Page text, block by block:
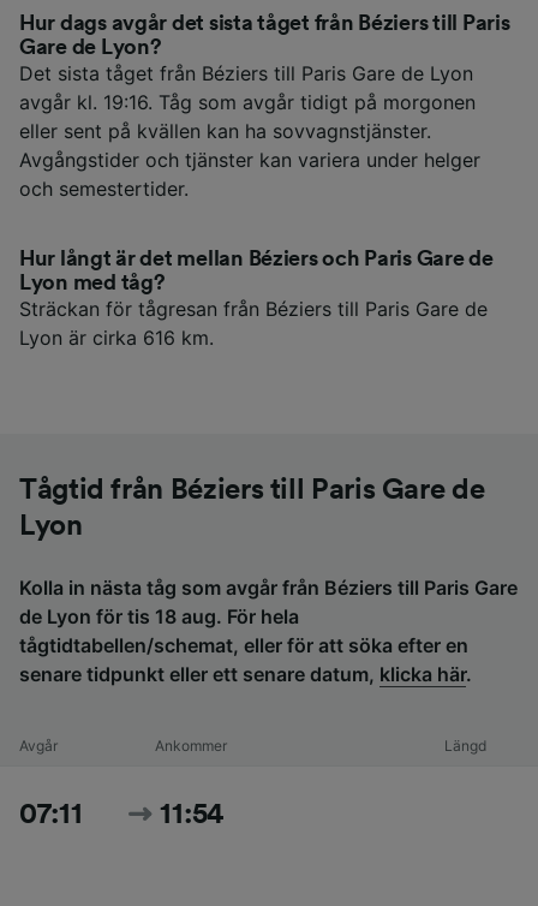
Hur dags avgår det sista tåget från Béziers till Paris
Gare de Lyon?
Det sista tåget från Béziers till Paris Gare de Lyon
avgår kl. 19:16. Tåg som avgår tidigt på morgonen
eller sent på kvällen kan ha sovvagnstjänster.
Avgångstider och tjänster kan variera under helger
och semestertider.
Hur långt är det mellan Béziers och Paris Gare de
Lyon med tåg?
Sträckan för tågresan från Béziers till Paris Gare de
Lyon är cirka 616 km.
Tågtid från Béziers till Paris Gare de
Lyon
Kolla in nästa tåg som avgår från Béziers till Paris Gare
de Lyon för tis 18 aug. För hela
tågtidtabellen/schemat, eller för att söka efter en
senare tidpunkt eller ett senare datum, klicka här.
Avgår Ankommer Längd
07:11 11:54